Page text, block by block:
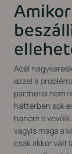
Acél
azzal a
partnerei nem
háttérben sok
hanem a
vagyis maga a
csak akkor vált